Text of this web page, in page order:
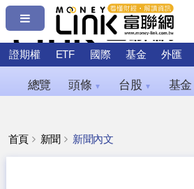
證期權 ETF 國際 基金 外匯
總覽 頭條 ▼ 台股 ▼ 基金
首頁 新聞 新聞內文